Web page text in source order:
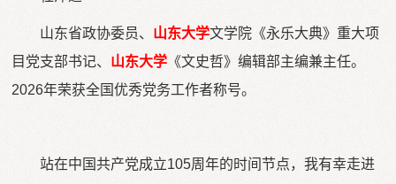
山东省政协委员、 山东大学文学院《永乐大典》重大项
目党支部书记、
山东大学 《文史哲》编辑部主编兼主任。
2026年荣获全国优秀党务工作者称号。
站在中国共产党成立105周年的时间节点，我有幸走进